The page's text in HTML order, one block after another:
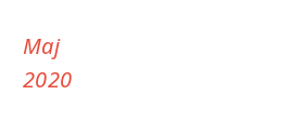
Мај
2020